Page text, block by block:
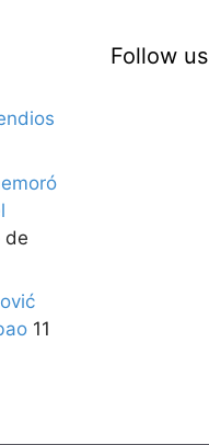
de
11
Follow us